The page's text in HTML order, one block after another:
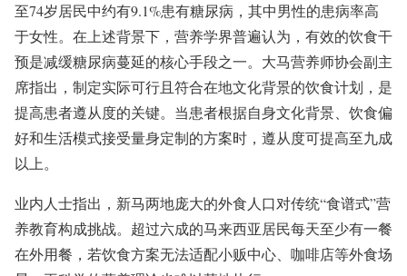
至74岁居民中约有9.1%患有糖尿病，其中男性的患病率高
于女性。在上述背景下，营养学界普遍认为，有效的饮食干
预是减缓糖尿病蔓延的核心手段之一。大马营养师协会副主
席指出，制定实际可行且符合在地文化背景的饮食计划，是
提高患者遵从度的关键。当患者根据自身文化背景、饮食偏
好和生活模式接受量身定制的方案时，遵从度可提高至九成
以上。
业内人士指出，新马两地庞大的外食人口对传统“食谱式”营
养教育构成挑战。超过六成的马来西亚居民每天至少有一餐
在外用餐，若饮食方案无法适配小贩中心、咖啡店等外食场